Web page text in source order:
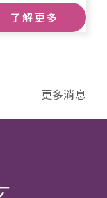
了解更多
更多消息